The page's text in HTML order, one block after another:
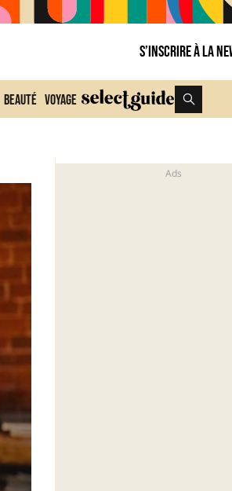
S’inscrire à la
Beauté Voyage